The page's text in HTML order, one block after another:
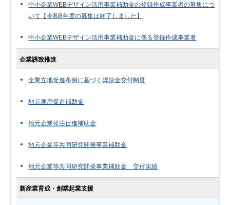
中小企業WEBデザイン活用事業補助金の登録作成事業者の募集につ
いて【令和8年度の募集は終了しました】
中小企業WEBデザイン活用事業補助金に係る登録作成事業者
企業誘致推進
企業立地促進条例に基づく奨励金交付制度
地元雇用促進補助金
地元企業発注促進補助金
地元企業等共同研究開発事業補助金
地元企業等共同研究開発事業補助金 交付実績
新産業育成・創業起業支援